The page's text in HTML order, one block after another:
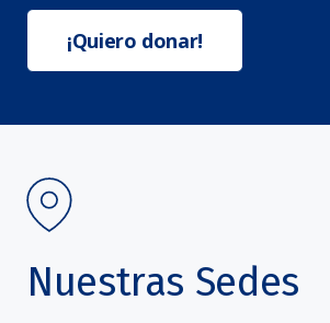
¡Quiero donar!
Nuestras Sedes